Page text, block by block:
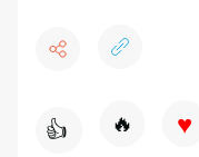
👍 🔥 ♥